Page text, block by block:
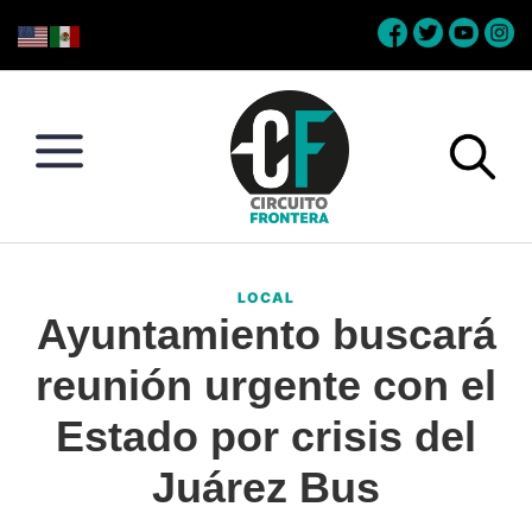
to
to
to
to
Conéctate
la
frontera
LOCAL
Ayuntamiento buscará
reunión urgente con el
Estado por crisis del
Juárez Bus